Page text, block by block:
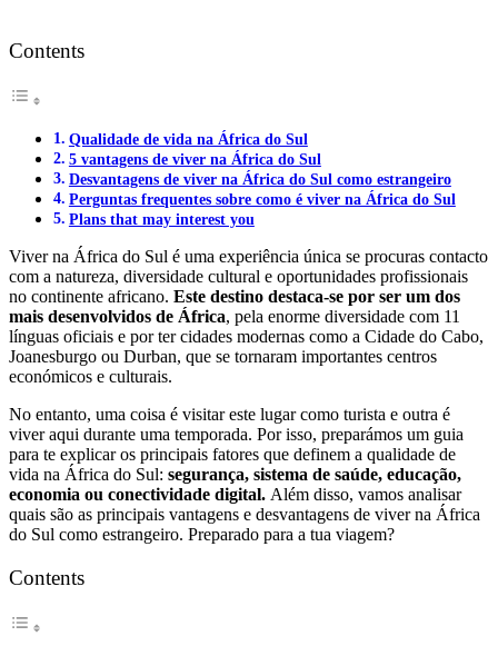
Contents
Qualidade de vida na África do Sul
5 vantagens de viver na África do Sul
Desvantagens de viver na África do Sul como estrangeiro
Perguntas frequentes sobre como é viver na África do Sul
Plans that may interest you
Viver na África do Sul é uma experiência única se procuras contacto
com a natureza, diversidade cultural e oportunidades profissionais
no continente africano. Este destino destaca-se por ser um dos
mais desenvolvidos de África, pela enorme diversidade com 11
línguas oficiais e por ter cidades modernas como a Cidade do Cabo,
Joanesburgo ou Durban, que se tornaram importantes centros
económicos e culturais.
No entanto, uma coisa é visitar este lugar como turista e outra é
viver aqui durante uma temporada. Por isso, preparámos um guia
para te explicar os principais fatores que definem a qualidade de
vida na África do Sul: segurança, sistema de saúde, educação,
economia ou conectividade digital. Além disso, vamos analisar
quais são as principais vantagens e desvantagens de viver na África
do Sul como estrangeiro. Preparado para a tua viagem?
Contents